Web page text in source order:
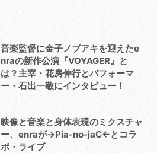
音楽監督に金子ノブアキを迎えたe
nraの新作公演『VOYAGER』と
は？主宰・花房伸行とパフォーマ
ー・石出一敬にインタビュー！
映像と音楽と身体表現のミクスチャ
ー、enraが→Pia-no-jaC←とコラ
ボ・ライブ